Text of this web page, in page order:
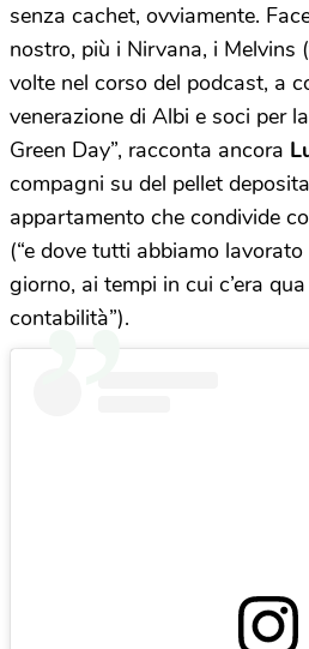
senza cachet, ovviamente.
nostro, più i Nirvana, i Melvins
volte nel corso del podcast, a
venerazione di Albi e soci per
Green Day”, racconta ancora
compagni su del pellet
appartamento che condivide
(“e dove tutti abbiamo
giorno, ai tempi in cui c’era
contabilità”).